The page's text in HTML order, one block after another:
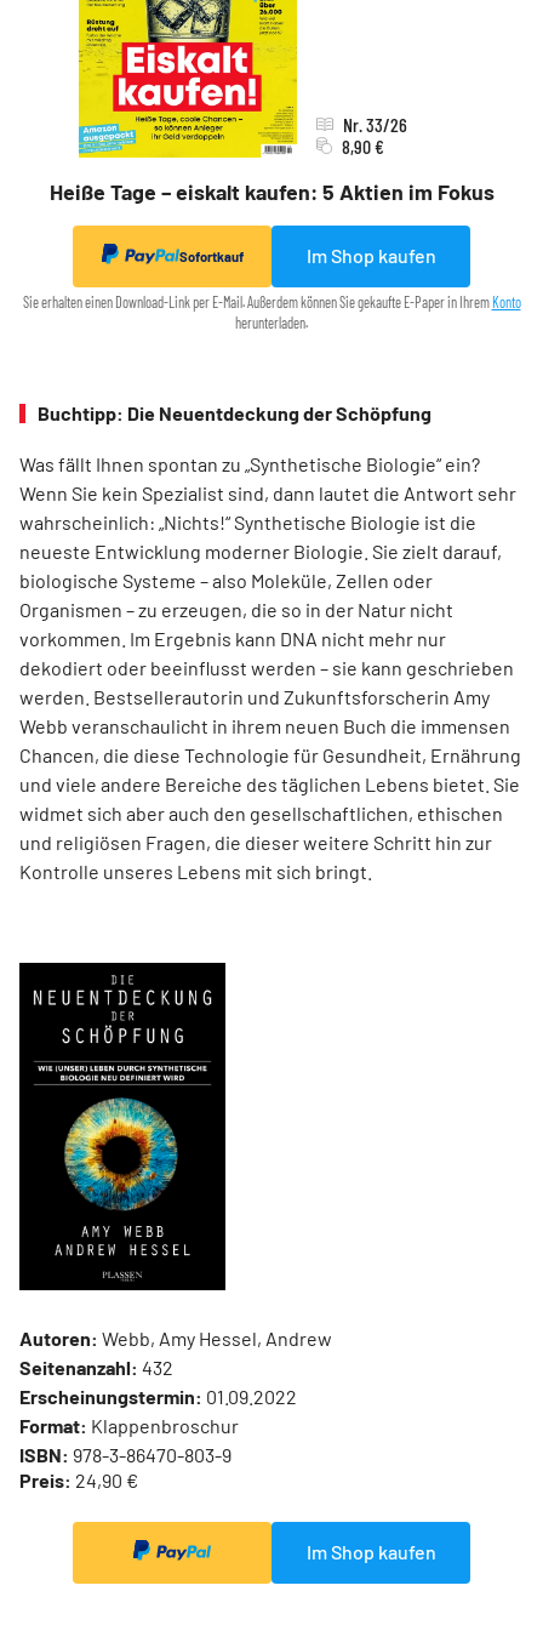
Heiße Tage – eiskalt kaufen: 5 Aktien im Fokus
Nr. 33/26
8,90 €
Sofortkauf Im Shop kaufen
Sie erhalten einen Download-Link per E-Mail. Außerdem können Sie gekaufte E-Paper in IhremKonto
herunterladen.
Buchtipp: Die Neuentdeckung der Schöpfung
Was fällt Ihnen spontan zu „Synthetische Biologie“ ein?
Wenn Sie kein Spezia­list sind, dann lautet die Antwort sehr
wahrscheinlich: „Nichts!“ Synthetische Biologie ist die
neueste Entwicklung moderner Biologie. Sie zielt darauf,
biologische Systeme – also Moleküle, Zellen oder
Organismen – zu erzeugen, die so in der Natur nicht
vorkommen. Im Ergebnis kann DNA nicht mehr nur
dekodiert oder beeinflusst werden – sie kann geschrieben
werden. Best­sellerautorin und Zukunftsforscherin Amy
Webb veranschaulicht in ihrem neuen Buch die immensen
Chancen, die diese Technologie für Gesundheit, Ernährung
und viele andere Bereiche des täglichen Lebens bietet. Sie
widmet sich aber auch den gesellschaftlichen, ethischen
und religiösen Fragen, die dieser weitere Schritt hin zur
Kontrolle unseres Lebens mit sich bringt.
Autoren: Webb, Amy Hessel, Andrew
Seitenanzahl: 432
Erscheinungstermin: 01.09.2022
Format: Klappenbroschur
ISBN: 978-3-86470-803-9
Preis: 24,90 €
Im Shop kaufen